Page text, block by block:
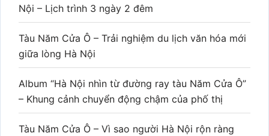
Nội – Lịch trình 3 ngày 2 đêm
Tàu Năm Cửa Ô – Trải nghiệm du lịch văn hóa mới
giữa lòng Hà Nội
Album “Hà Nội nhìn từ đường ray tàu Năm Cửa Ô”
– Khung cảnh chuyển động chậm của phố thị
Tàu Năm Cửa Ô – Vì sao người Hà Nội rộn ràng